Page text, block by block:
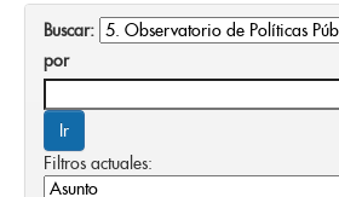
Buscar:
por
Filtros actuales: